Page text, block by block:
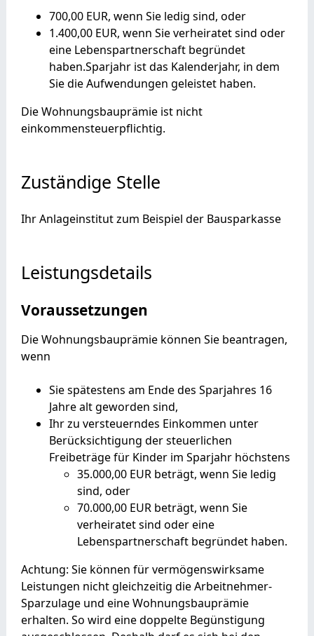
700,00 EUR, wenn Sie ledig sind, oder
1.400,00 EUR, wenn Sie verheiratet sind oder
eine Lebenspartnerschaft begründet
haben.Sparjahr ist das Kalenderjahr, in dem
Sie die Aufwendungen geleistet haben.
Die Wohnungsbauprämie ist nicht
einkommensteuerpflichtig.
Zuständige Stelle
Ihr Anlageinstitut zum Beispiel der Bausparkasse
Leistungsdetails
Voraussetzungen
Die Wohnungsbauprämie können Sie beantragen,
wenn
Sie spätestens am Ende des Sparjahres 16
Jahre alt geworden sind,
Ihr zu versteuerndes Einkommen unter
Berücksichtigung der steuerlichen
Freibeträge für Kinder im Sparjahr höchstens
35.000,00 EUR beträgt, wenn Sie ledig
sind, oder
70.000,00 EUR beträgt, wenn Sie
verheiratet sind oder eine
Lebenspartnerschaft begründet haben.
Achtung: Sie können für vermögenswirksame
Leistungen nicht gleichzeitig die Arbeitnehmer-
Sparzulage und eine Wohnungsbauprämie
erhalten. So wird eine doppelte Begünstigung